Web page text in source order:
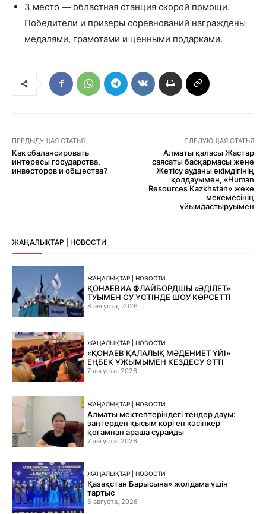
3 место — областная станция скорой помощи.
Победители и призеры соревнований награждены
медалями, грамотами и ценными подарками.
ПРЕДЫДУЩАЯ СТАТЬЯ
Как сбалансировать
интересы государства,
инвесторов и общества?
СЛЕДУЮЩАЯ СТАТЬЯ
Алматы қаласы Жастар
саясаты басқармасы және
Жетісу ауданы әкімдігінің
қолдауымен, «Human
Resources Kazkhstan» жеке
мекемесінің
ұйымдастыруымен
ЖАҢАЛЫҚТАР | НОВОСТИ
ЖАҢАЛЫҚТАР | НОВОСТИ
ҚОНАЕВИА ФЛАЙБОРДШЫ «ӘДІЛЕТ»
ТУЫМЕН СУ ҮСТІНДЕ ШОУ КӨРСЕТТІ
8 августа, 2026
ЖАҢАЛЫҚТАР | НОВОСТИ
«ҚОНАЕВ ҚАЛАЛЫҚ МӘДЕНИЕТ ҮЙІ»
ЕҢБЕК ҰЖЫМЫМЕН КЕЗДЕСУ ӨТТІ
7 августа, 2026
ЖАҢАЛЫҚТАР | НОВОСТИ
Алматы мектептеріндегі тендер дауы:
заңгерден қысым көрген кәсіпкер
қоғамнан араша сұрайды
7 августа, 2026
ЖАҢАЛЫҚТАР | НОВОСТИ
Қазақстан Барысына» жолдама үшін
тартыс
6 августа, 2026